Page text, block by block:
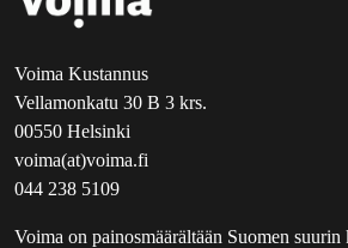
Voima Kustannus
Vellamonkatu 30 B 3 krs.
00550 Helsinki
voima(at)voima.fi
044 238 5109
Voima on painosmäärältään Suomen